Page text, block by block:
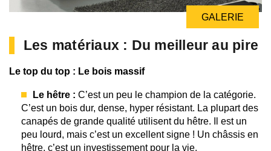
GALERIE
Les matériaux : Du meilleur au pire
Le top du top : Le bois massif
Le hêtre : C’est un peu le champion de la catégorie.
C’est un bois dur, dense, hyper résistant. La plupart des
canapés de grande qualité utilisent du hêtre. Il est un
peu lourd, mais c’est un excellent signe ! Un châssis en
hêtre, c’est un investissement pour la vie.